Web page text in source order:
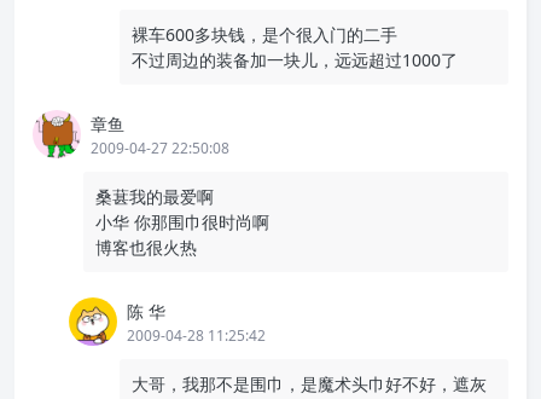
裸车600多块钱，是个很入门的二手
不过周边的装备加一块儿，远远超过1000了
章鱼
2009-04-27 22:50:08
桑葚我的最爱啊
小华 你那围巾很时尚啊
博客也很火热
陈 华
2009-04-28 11:25:42
大哥，我那不是围巾，是魔术头巾好不好，遮灰